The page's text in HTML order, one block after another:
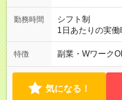
勤務時間
シフト制
1日あたりの実
わせ相談ok！＞ 例） 17：00～20：00・・・etc （シフト制：1
日
特徴 副業・Wワーク
気になる！